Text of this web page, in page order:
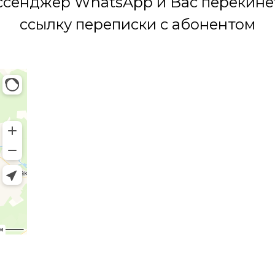
ссылку переписки с абонентом